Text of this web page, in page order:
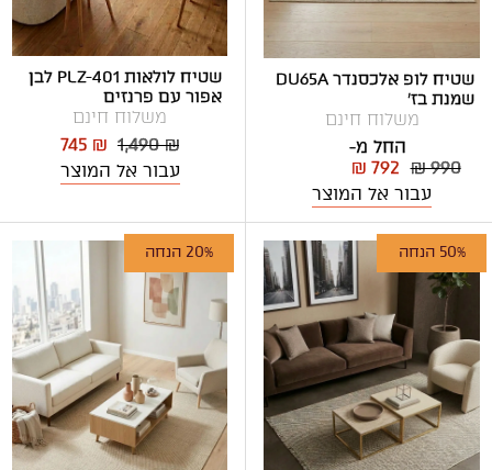
שטיח לופ אלכסנדר DU65A
שמנת בז'
משלוח חינם
החל מ-
₪ 990
₪ 792
עבור אל המוצר
שטיח לולאות PLZ-401 לבן
אפור עם פרנזים
משלוח חינם
1,490 ₪
745 ₪
עבור אל המוצר
50% הנחה 20% הנחה